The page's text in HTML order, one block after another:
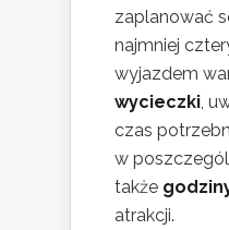
zaplanować
najmniej
wyjazdem
wycieczki ,
czas
w
także
atrakcji.